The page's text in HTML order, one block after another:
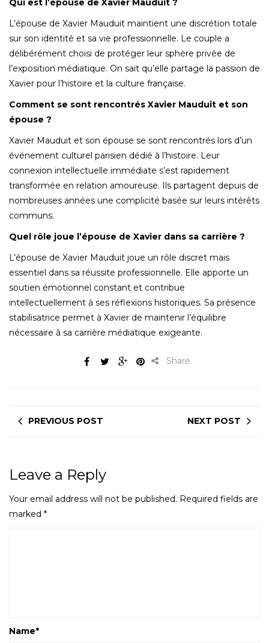
L’épouse de Xavier Mauduit maintient une discrétion totale
sur son identité et sa vie professionnelle. Le couple a
délibérément choisi de protéger leur sphère privée de
l’exposition médiatique. On sait qu’elle partage la passion de
Xavier pour l’histoire et la culture française.
Comment se sont rencontrés Xavier Mauduit et son
épouse ?
Xavier Mauduit et son épouse se sont rencontrés lors d’un
événement culturel parisien dédié à l’histoire. Leur
connexion intellectuelle immédiate s’est rapidement
transformée en relation amoureuse. Ils partagent depuis de
nombreuses années une complicité basée sur leurs intérêts
communs.
Quel rôle joue l’épouse de Xavier dans sa carrière ?
L’épouse de Xavier Mauduit joue un rôle discret mais
essentiel dans sa réussite professionnelle. Elle apporte un
soutien émotionnel constant et contribue
intellectuellement à ses réflexions historiques. Sa présence
stabilisatrice permet à Xavier de maintenir l’équilibre
nécessaire à sa carrière médiatique exigeante.
Share
PREVIOUS POST NEXT POST
Leave a Reply
Your email address will not be published. Required fields are
marked *
Name*